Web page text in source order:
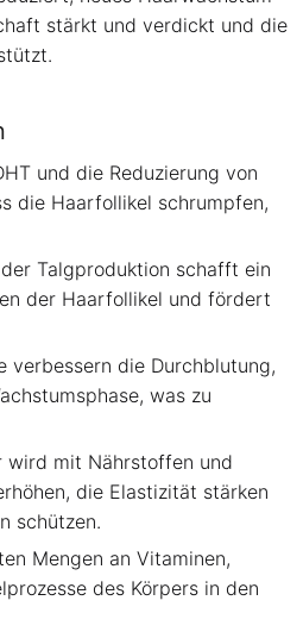
stärkt und verdickt und die
und die Reduzierung von
die Haarfollikel schrumpfen,
Talgproduktion schafft ein
der Haarfollikel und fördert
die Durchblutung,
was zu
wird mit Nährstoffen und
die Elastizität stärken
schützen.
Mengen an Vitaminen,
des Körpers in den